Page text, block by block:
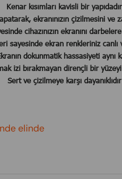
Kenar kısımları kavisli bir yapıdadır
kapatarak, ekranınızın çizilmesini
cihazınızın ekranını
sayesinde ekran renkleriniz canlı
dokunmatik hassasiyeti aynı
izi bırakmayan dirençli bir
Sert ve çizilmeye karşı dayanıklıdır
elinde